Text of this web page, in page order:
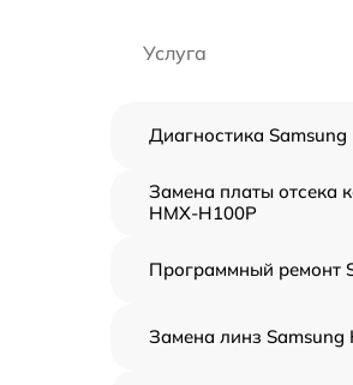
Услуга
Диагностика
Замена платы отсека
HMX-H100P
Программный ремонт
Замена линз Samsung